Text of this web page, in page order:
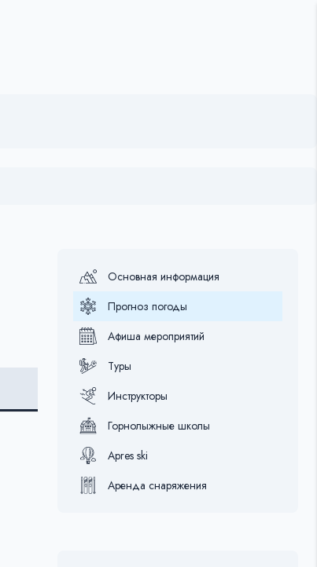
Основная информация
Прогноз погоды
Афиша мероприятий
Туры
Инструкторы
Горнолыжные школы
Apres ski
Аренда снаряжения